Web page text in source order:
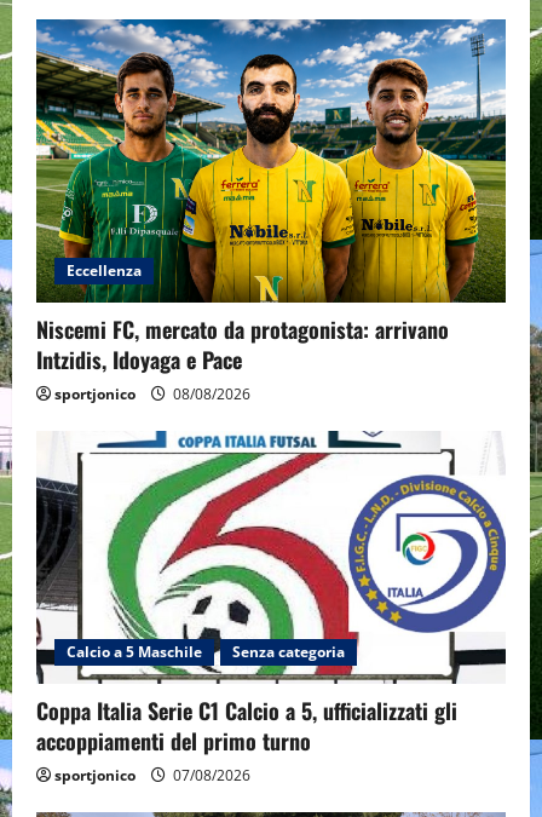
Eccellenza
Niscemi FC, mercato da protagonista: arrivano
Intzidis, Idoyaga e Pace
sportjonico 08/08/2026
Calcio a 5 Maschile Senza categoria
Coppa Italia Serie C1 Calcio a 5, ufficializzati gli
accoppiamenti del primo turno
sportjonico 07/08/2026